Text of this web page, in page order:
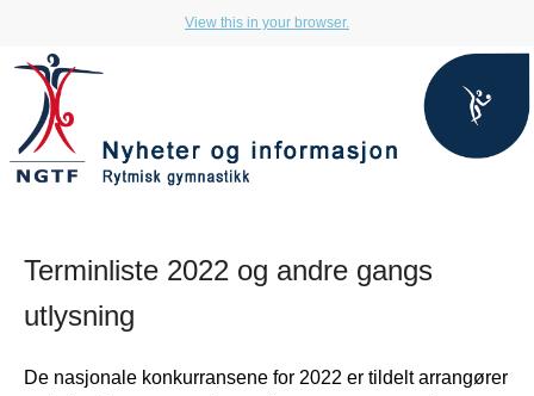
View this in your browser.
Terminliste 2022 og andre gangs
utlysning
De nasjonale konkurransene for 2022 er tildelt arrangører